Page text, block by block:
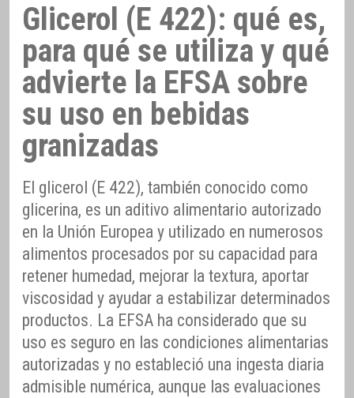
Glicerol (E 422): qué es,
para qué se utiliza y qué
advierte la EFSA sobre
su uso en bebidas
granizadas
El glicerol (E 422), también conocido como
glicerina, es un aditivo alimentario autorizado
en la Unión Europea y utilizado en numerosos
alimentos procesados por su capacidad para
retener humedad, mejorar la textura, aportar
viscosidad y ayudar a estabilizar determinados
productos. La EFSA ha considerado que su
uso es seguro en las condiciones alimentarias
autorizadas y no estableció una ingesta diaria
admisible numérica, aunque las evaluaciones